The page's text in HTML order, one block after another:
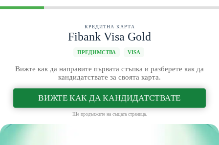
КРЕДИТНА КАРТА
Fibank Visa Gold
ПРЕДИМСТВА VISA
Вижте как да направите първата стъпка и разберете как да
кандидатствате за своята карта.
ВИЖТЕ КАК ДА КАНДИДАТСТВАТЕ
Ще продължите на същата страница.